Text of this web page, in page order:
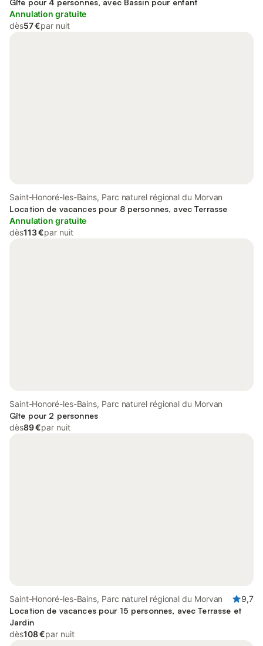
Gîte pour 4 personnes, avec Bassin pour enfant
Annulation gratuite
dès57 €par nuit
Saint-Honoré-les-Bains, Parc naturel régional du Morvan
Location de vacances pour 8 personnes, avec Terrasse
Annulation gratuite
dès113 €par nuit
Saint-Honoré-les-Bains, Parc naturel régional du Morvan
Gîte pour 2 personnes
dès89 €par nuit
Saint-Honoré-les-Bains, Parc naturel régional du Morvan
9,7
Location de vacances pour 15 personnes, avec Terrasse et
Jardin
dès108 €par nuit